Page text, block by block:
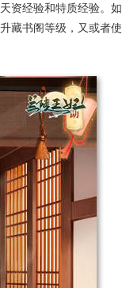
资经验和特质经验。如
藏书阁等级，又或者使